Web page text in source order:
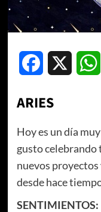
Facebook
ARIES
Hoy es un día
gusto celebrando
nuevos
desde hace
SENTIMIENTOS: